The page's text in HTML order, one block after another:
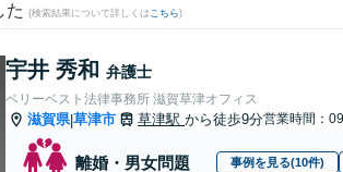
た (検索結果について詳しくは こちら)
宇井 秀和 弁護士
ベリーベスト法律事務所 滋賀草津オフィス
滋賀県|草津市 草津駅 から徒歩9分営業時間：
離婚・男女問題 事例を見る(10件)